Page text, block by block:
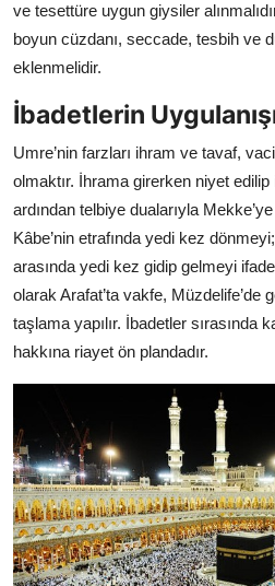
ve tesettüre uygun giysiler
boyun cüzdanı, seccade, tesbih ve
eklenmelidir.
İbadetlerin
Umre’nin farzları ihram ve tavaf,
olmaktır. İhrama girerken niyet edilip
ardından telbiye dualarıyla
Kâbe’nin etrafında yedi kez
arasında yedi kez gidip gelmeyi
olarak Arafat’ta vakfe, Müzdelife’de
taşlama yapılır. İbadetler sırasında
hakkına riayet ön plandadır.